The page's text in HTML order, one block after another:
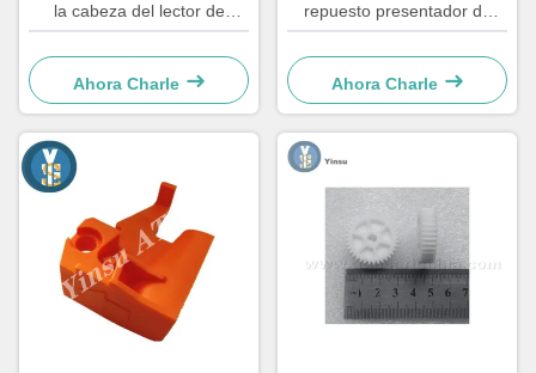
la cabeza del lector de
tarjetas Componente de
renovación
Ahora Charle
repuesto presentador de
acceso frontal cinturón LVDT
4450544331
Ahora Charle